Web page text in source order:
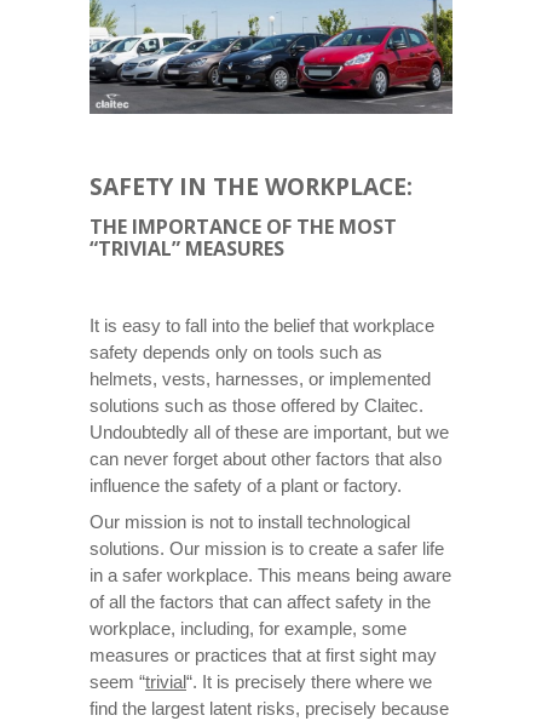
SAFETY IN THE WORKPLACE:
THE IMPORTANCE OF THE MOST
“TRIVIAL” MEASURES
It is easy to fall into the belief that workplace
safety depends only on tools such as
helmets, vests, harnesses, or implemented
solutions such as those offered by Claitec.
Undoubtedly all of these are important, but we
can never forget about other factors that also
influence the safety of a plant or factory.
Our mission is not to install technological
solutions. Our mission is to create a safer life
in a safer workplace. This means being aware
of all the factors that can affect safety in the
workplace, including, for example, some
measures or practices that at first sight may
seem “trivial“. It is precisely there where we
find the largest latent risks, precisely because